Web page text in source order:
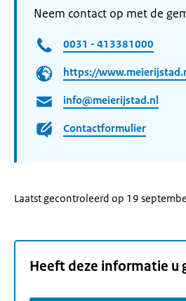
Neem contact op met de
0031 - 413381000
https://
info@meierijstad.nl
Contactformulier
Laatst gecontroleerd op 19
Heeft deze informatie u